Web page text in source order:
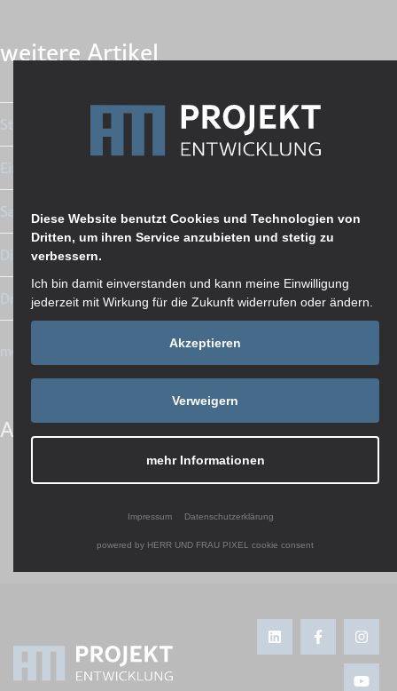
weitere Artikel
Startschuss für die Erdarbeiten
Einbau des Füllsandes
Sauberkeitsschicht und Köcherfundamente
Die ersten Betonfertigteilstützen
Drohnenflug: Fertig montierte Betonstützen
mehr Artikel in der Übersicht
Artikel teilen
Diese Website benutzt Cookies und Technologien von
Dritten, um ihren Service anzubieten und stetig zu
verbessern.
Ich bin damit einverstanden und kann meine Einwilligung
jederzeit mit Wirkung für die Zukunft widerrufen oder ändern.
Akzeptieren
Verweigern
mehr Informationen
Impressum Datenschutzerklärung
powered by HERR UND FRAU PIXEL cookie consent